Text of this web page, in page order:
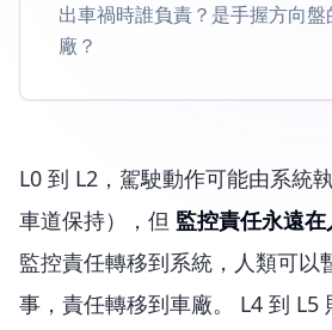
出車禍時誰負責？是手握方向
廠？
L0 到 L2，駕駛動作可能由系統
車道保持），但 監控責任永遠
監控責任轉移到系統，人類可以
事，責任轉移到車廠。 L4 到 L5